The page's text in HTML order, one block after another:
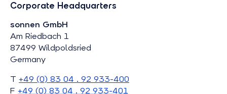
Corporate Headquarters
sonnen GmbH
Am Riedbach 1
87499 Wildpoldsried
Germany
T +49 (0) 83 04 . 92 933-400
F +49 (0) 83 04 . 92 933-401